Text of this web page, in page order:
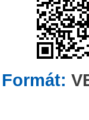
Formát: